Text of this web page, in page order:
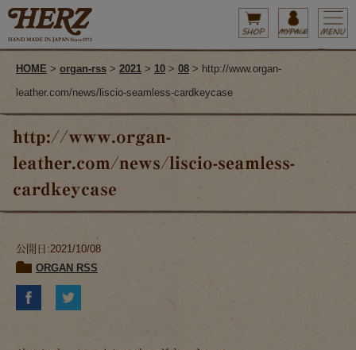
HOME > organ-rss > 2021 > 10 > 08 > http://www.organ-
leather.com/news/liscio-seamless-cardkeycase
http://www.organ-
leather.com/news/liscio-seamless-
cardkeycase
公開日:2021/10/08
ORGAN RSS